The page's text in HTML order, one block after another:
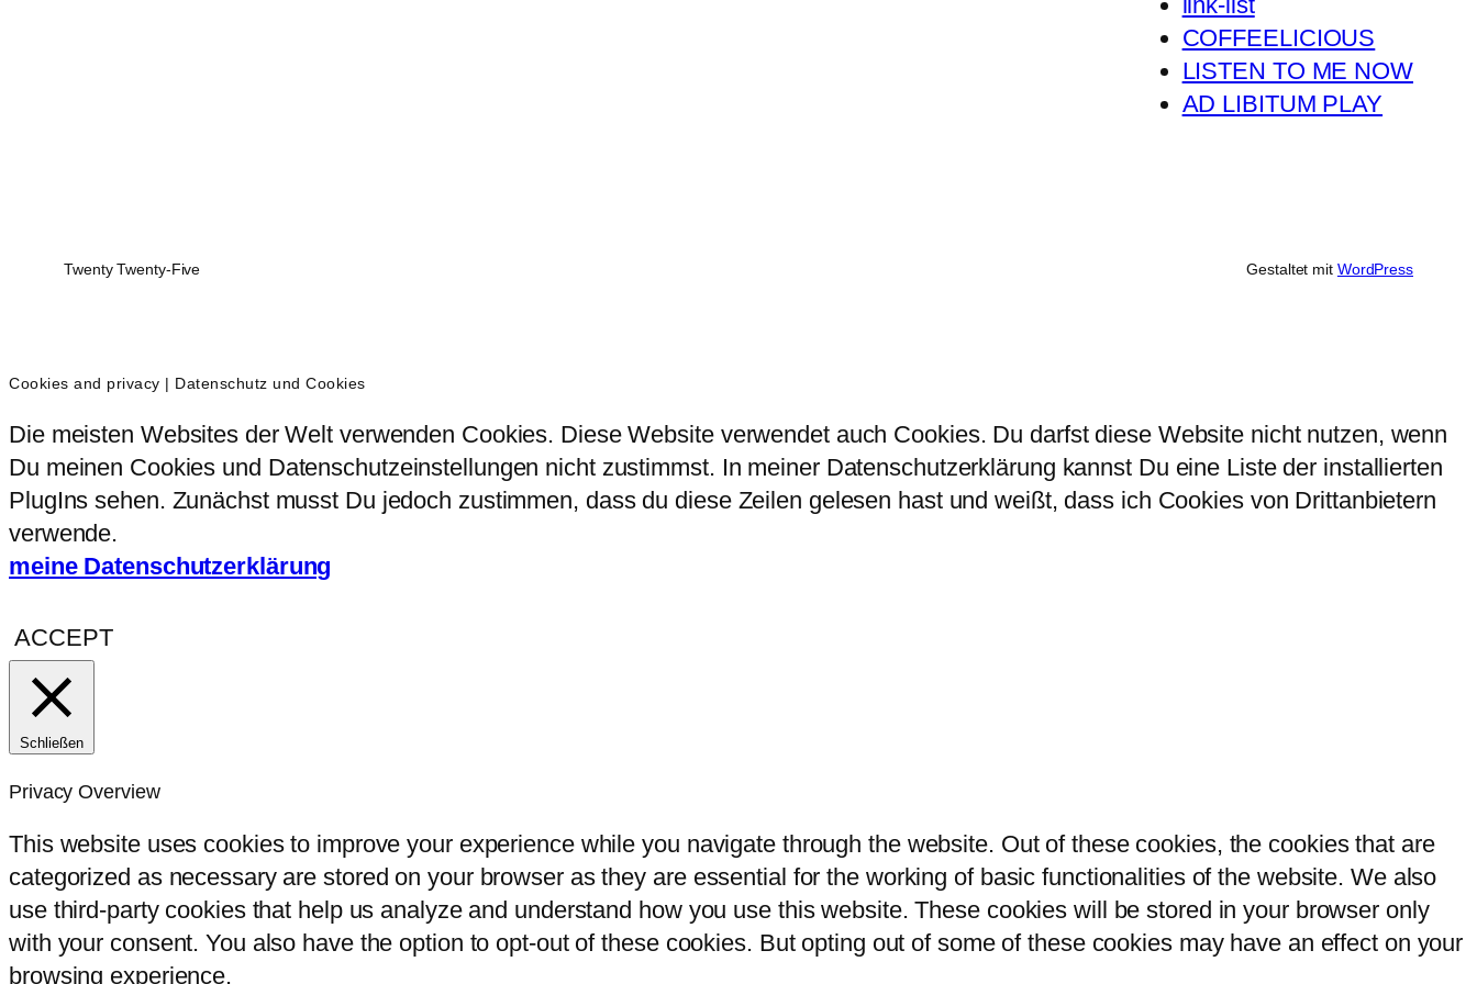
COFFEELICIOUS
LISTEN TO ME NOW
AD LIBITUM PLAY
Twenty Twenty-Five Gestaltet mit WordPress
Cookies and privacy | Datenschutz und Cookies
Die meisten Websites der Welt verwenden Cookies. Diese Website verwendet auch Cookies. Du darfst diese Website nicht nutzen, wenn
Du meinen Cookies und Datenschutzeinstellungen nicht zustimmst. In meiner Datenschutzerklärung kannst Du eine Liste der installierten
PlugIns sehen. Zunächst musst Du jedoch zustimmen, dass du diese Zeilen gelesen hast und weißt, dass ich Cookies von Drittanbietern
verwende.
meine Datenschutzerklärung
ACCEPT
Schließen
Privacy Overview
This website uses cookies to improve your experience while you navigate through the website. Out of these cookies, the cookies that are
categorized as necessary are stored on your browser as they are essential for the working of basic functionalities of the website. We also
use third-party cookies that help us analyze and understand how you use this website. These cookies will be stored in your browser only
with your consent. You also have the option to opt-out of these cookies. But opting out of some of these cookies may have an effect on your
browsing experience.